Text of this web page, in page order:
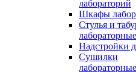
лабораторий
Шкафы
Стулья и
лабораторные
Надстройки
Сушилки
лабораторные